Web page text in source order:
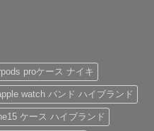
proケース ナイキ
watch バンド ハイブランド
ケース ハイブランド